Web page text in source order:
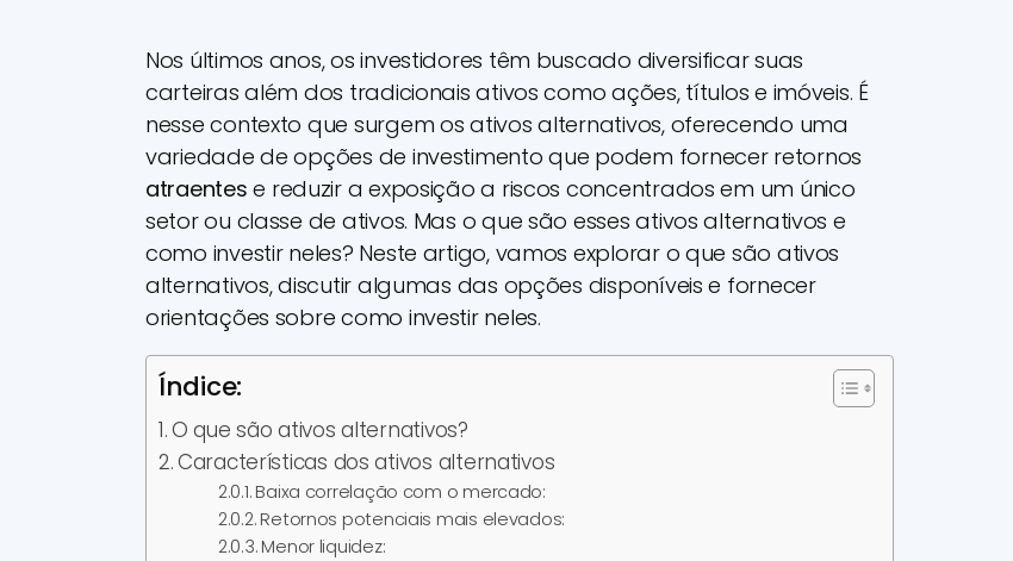
Nos últimos anos, os investidores têm buscado diversificar suas
carteiras além dos tradicionais ativos como ações, títulos e imóveis. É
nesse contexto que surgem os ativos alternativos, oferecendo uma
variedade de opções de investimento que podem fornecer retornos
atraentese reduzir a exposição a riscos concentrados em um único
setor ou classe de ativos. Mas o que são esses ativos alternativos e
como investir neles? Neste artigo, vamos explorar o que são ativos
alternativos, discutir algumas das opções disponíveis e fornecer
orientações sobre como investir neles.
Índice:
O que são ativos alternativos?
Características dos ativos alternativos
Baixa correlação com o mercado:
Retornos potenciais mais elevados:
Menor liquidez: